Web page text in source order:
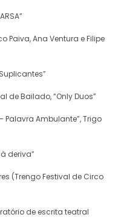
Paiva, Ana Ventura e Filipe
de Bailado, “Only Duos”
Palavra Ambulante”, Trigo
deriva”
(Trengo Festival de Circo
de escrita teatral